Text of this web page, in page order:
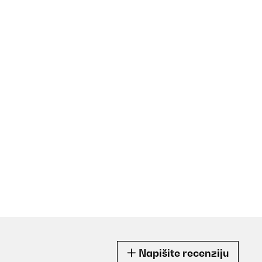
Napišite recenziju